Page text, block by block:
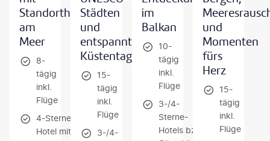
Standorthotel
am
Meer
8-
tägig
inkl.
Flüge
4-Sterne-
Hotel mit
Städten
und
entspannten
Küstentagen
15-
tägig
inkl.
Flüge
3-/4-
im
Balkan
10-
tägig
inkl.
Flüge
3-/4-
Sterne-
Hotels bzw.
und
Momenten
fürs
Herz
15-
tägig
inkl.
Flüge